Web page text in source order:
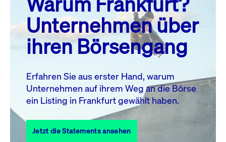
MO. DI. MI. DO. FR. SA. SO.
1
2
3
4 5 6 7 8
10 11 13 14
17
18 19 20 21 22
23
27 28
31
Unternehmen über
ihren Börsengang
Erfahren Sie aus erster Hand, warum
Unternehmen auf ihrem Weg an die Börse
ein Listing in Frankfurt gewählt haben.
Jetzt die Statements ansehen